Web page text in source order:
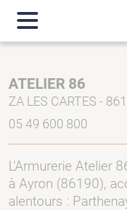
ATELIER 86
ZA LES CARTES -
05 49 600 800
L'Armurerie Atelier
à Ayron (86190),
alentours :